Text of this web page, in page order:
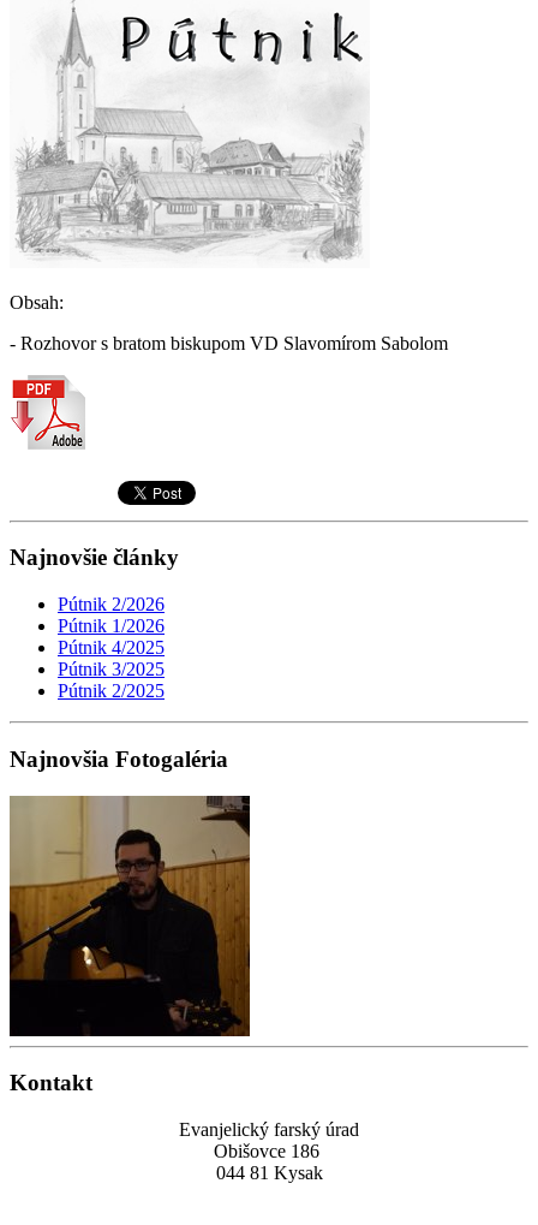
Obsah:
- Rozhovor s bratom biskupom VD Slavomírom Sabolom
Najnovšie články
Pútnik 2/2026
Pútnik 1/2026
Pútnik 4/2025
Pútnik 3/2025
Pútnik 2/2025
Najnovšia Fotogaléria
Kontakt
Evanjelický farský úrad
Obišovce 186
044 81 Kysak